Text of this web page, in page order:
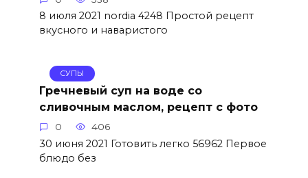
8 июля 2021 nordia 4248 Простой рецепт
вкусного и наваристого
СУПЫ
Гречневый суп на воде со
сливочным маслом, рецепт с фото
0 406
30 июня 2021 Готовить легко 56962 Первое
блюдо без